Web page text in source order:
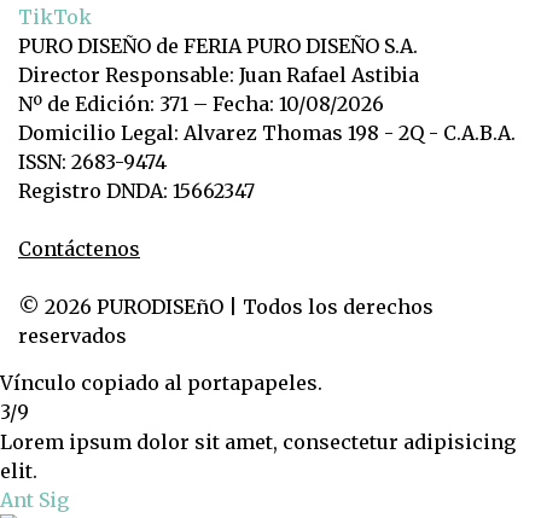
TikTok
PURO DISEÑO de FERIA PURO DISEÑO S.A.
Director Responsable: Juan Rafael Astibia
Nº de Edición: 371 – Fecha: 10/08/2026
Domicilio Legal: Alvarez Thomas 198 - 2Q - C.A.B.A.
ISSN: 2683-9474
Registro DNDA: 15662347
Contáctenos
© 2026 PURODISEñO | Todos los derechos
reservados
Vínculo copiado al portapapeles.
3/9
Lorem ipsum dolor sit amet, consectetur adipisicing
elit.
Ant Sig